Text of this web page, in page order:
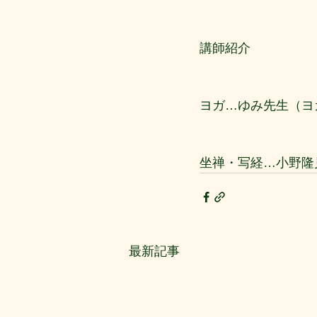
講師紹介
ヨガ…ゆみ先生（ヨ
坐禅・写経…小野隆
最新記事